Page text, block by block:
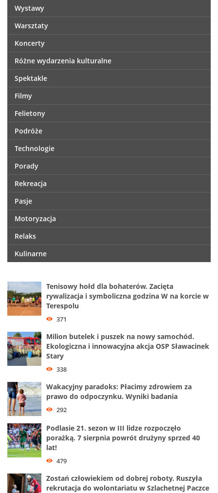
Wystawy
Warsztaty
Koncerty
Różne wydarzenia kulturalne
Spektakle
Filmy
Felietony
Podróże
Technologie
Porady
Rekreacja
Pasje
Motoryzacja
Relaks
Kulinarne
Tenisowy hołd dla bohaterów. Zacięta
rywalizacja i symboliczna godzina W na korcie w
Terespolu
371
Milion butelek i puszek na nowy samochód.
Ekologiczna i innowacyjna akcja OSP Sławacinek
Stary
338
Wakacyjny paradoks: Płacimy zdrowiem za
prawo do odpoczynku. Wyniki badania
292
Podlasie 21. sezon w III lidze rozpoczęło
porażką. 7 sierpnia powrót drużyny sprzed 40
lat!
479
Zostań człowiekiem od dobrej roboty. Ruszyła
rekrutacja do wolontariatu w Szlachetnej Paczce